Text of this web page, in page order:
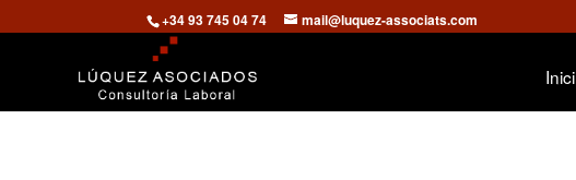
+34 93 745 04 74 mail@luquez-associats.com
Inici